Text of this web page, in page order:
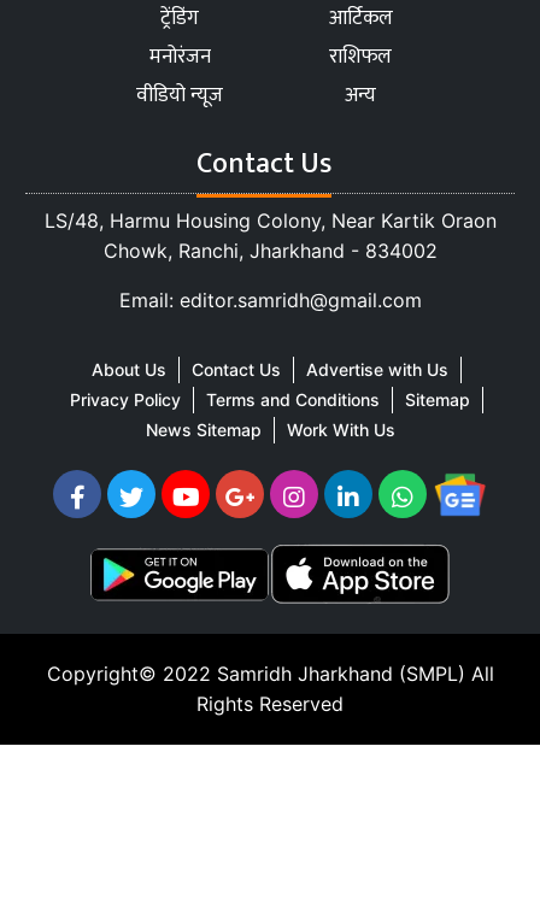
ट्रेंडिंग
आर्टिकल
मनोरंजन
राशिफल
वीडियो न्यूज
अन्य
Contact Us
LS/48, Harmu Housing Colony, Near Kartik Oraon
Chowk, Ranchi, Jharkhand - 834002
Email: editor.samridh@gmail.com
About Us Contact Us
Advertise with Us
Privacy Policy
Terms and Conditions
Sitemap
News Sitemap
Work With Us
Copyright© 2022 Samridh Jharkhand (SMPL) All
Rights Reserved